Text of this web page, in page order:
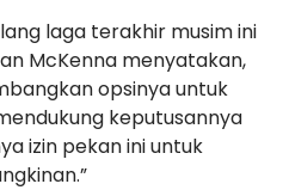
laga terakhir musim ini
McKenna menyatakan,
opsinya untuk
keputusannya
izin pekan ini untuk